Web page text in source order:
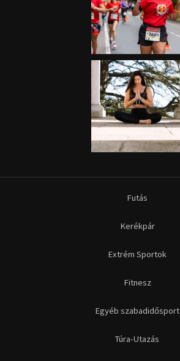
Futás
Kerékpár
Extrém Sportok
Fitnesz
Egyéb szabadidősport
Túra-Utazás